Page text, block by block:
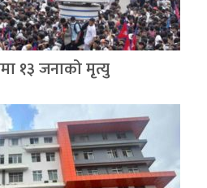
१३ जनाको मृत्यु